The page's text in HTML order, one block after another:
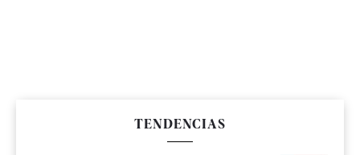
TENDENCIAS